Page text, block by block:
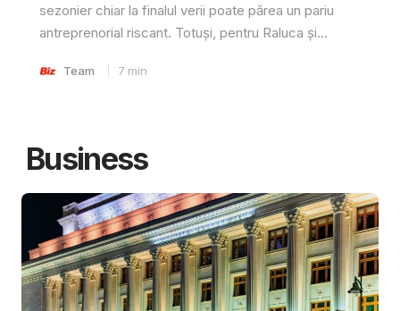
sezonier chiar la finalul verii poate părea un pariu
antreprenorial riscant. Totuși, pentru Raluca și...
Team 7 min
Business